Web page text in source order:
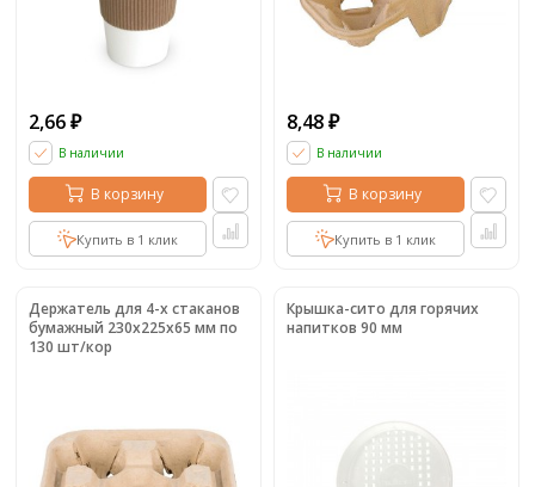
2,66 ₽
В наличии
В корзину
Купить в 1 клик
8,48 ₽
В наличии
В корзину
Купить в 1 клик
Держатель для 4-х стаканов
бумажный 230x225x65 мм по
130 шт/кор
Крышка-сито для горячих
напитков 90 мм